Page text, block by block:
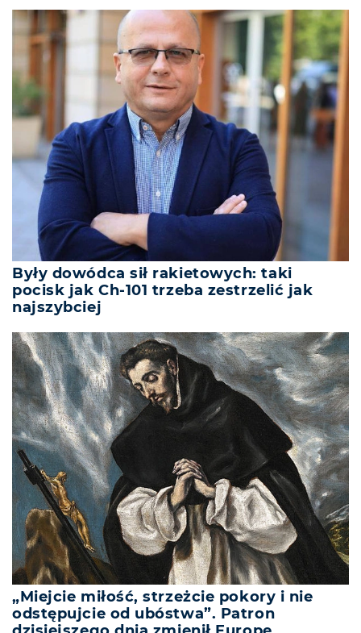
Były dowódca sił rakietowych: taki
pocisk jak Ch-101 trzeba zestrzelić jak
najszybciej
„Miejcie miłość, strzeżcie pokory i nie
odstępujcie od ubóstwa”. Patron